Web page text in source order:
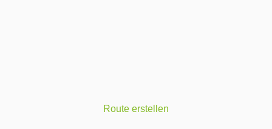
Route erstellen